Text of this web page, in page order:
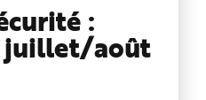
:
juillet/août